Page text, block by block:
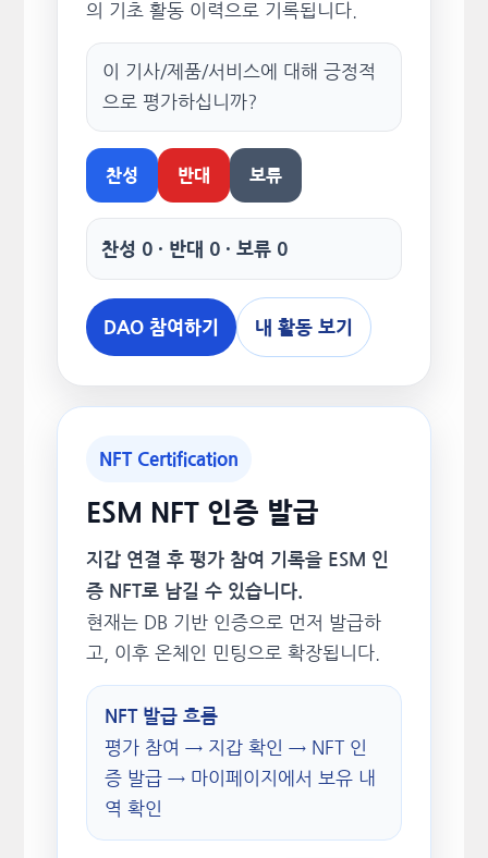
의 기초 활동 이력으로 기록됩니다.
이 기사/제품/서비스에 대해 긍정적
으로 평가하십니까?
찬성 반대 보류
찬성 0 · 반대 0 · 보류 0
DAO 참여하기 내 활동 보기
NFT Certification
ESM NFT 인증 발급
지갑 연결 후 평가 참여 기록을 ESM 인
증 NFT로 남길 수 있습니다.
현재는 DB 기반 인증으로 먼저 발급하
고, 이후 온체인 민팅으로 확장됩니다.
NFT 발급 흐름
평가 참여 → 지갑 확인 → NFT 인
증 발급 → 마이페이지에서 보유 내
역 확인